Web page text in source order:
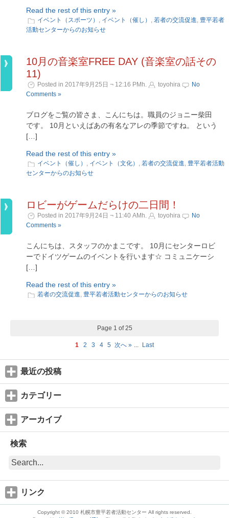
Read the rest of this entry »
イベント（スポーツ） , イベント（催し） , 若者の交流促進, 豊平若者
活動センターからのお知らせ
10月の音楽室FREE DAY (音楽室の話その
11)
Posted in 2017年9月25日 ¬ 12:16 PMh. toyohira
No
Comments »
ブログをご覧の皆さま、こんにちは。職員のジョニー柴田
です。 10月といえばあの有名なアレの季節ですね。 という
[…]
Read the rest of this entry »
イベント（催し） , イベント（文化） , 若者の交流促進, 豊平若者活動
センターからのお知らせ
ロビーがゲームだらけの二日間！
Posted in 2017年9月24日 ¬ 11:40 AMh. toyohira
No
Comments »
こんにちは、スタッフのかまこです。 10月にセンターロビ
ーでドイツゲームのイベントを行います☆ コミュニケーシ
[…]
Read the rest of this entry »
若者の交流促進, 豊平若者活動センターからのお知らせ
Page 1 of 25
1 2 3 4 5 次へ » ... Last
最近の投稿
カテゴリー
アーカイブ
検索
リンク
Copyright © 2010 札幌市豊平若者活動センター All rights reserved.